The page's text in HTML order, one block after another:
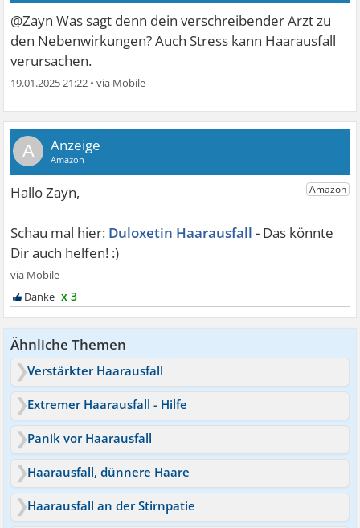
@Zayn Was sagt denn dein verschreibender Arzt zu
den Nebenwirkungen? Auch Stress kann Haarausfall
verursachen.
19.01.2025 21:22 •
A
Duloxetin Haarausfall
x 3
Ähnliche Themen
Verstärkter Haarausfall
Extremer Haarausfall - Hilfe
Panik vor Haarausfall
Haarausfall, dünnere Haare
Haarausfall an der Stirnpatie